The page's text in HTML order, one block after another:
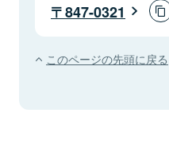
847-0321
このページの先頭に戻る